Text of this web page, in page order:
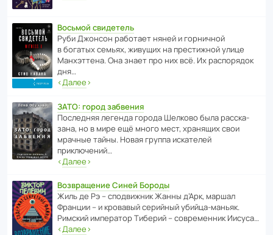
Восьмой свидетель
Руби Джонсон рабо­тает няней и горни­чной
в богатых семьях, живущих на прес­ти­жной улице
Манх­эт­тена. Она знает про них всё. Их распо­рядок
дня…
‹Далее›
ЗАТО: город забвения
После­дняя легенда города Шелково была расска­
зана, но в мире ещё много мест, хранящих свои
мрачные тайны. Новая группа иска­телей
приключений…
‹Далее›
Возвращение Синей Бороды
Жиль де Рэ – спод­ви­жник Жанны д’Арк, маршал
Франции – и кровавый серийный убийца-маньяк.
Римский импе­ратор Тиберий – совре­менник Иисуса…
‹Далее›